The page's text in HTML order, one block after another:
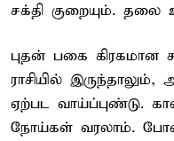
சக்தி குறையும். தலை
புதன் பகை கிரகமான
ராசியில் இருந்தாலும்,
ஏற்பட வாய்ப்புண்டு.
நோய்கள் வரலாம்.